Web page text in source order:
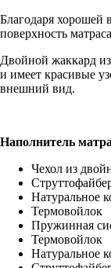
Благодаря хорошей
поверхность
Двойной жаккард
и имеет красивые
внешний вид.
Наполнитель
Чехол из
Натуральное
Термовойлок
Пружинная
Термовойлок
Натуральное